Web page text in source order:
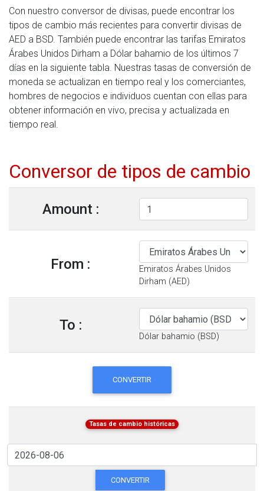
Con nuestro conversor de divisas, puede encontrar los
tipos de cambio más recientes para convertir divisas de
AED a BSD. También puede encontrar las tarifas Emiratos
Árabes Unidos Dirham a Dólar bahamio de los últimos 7
días en la siguiente tabla. Nuestras tasas de conversión de
moneda se actualizan en tiempo real y los comerciantes,
hombres de negocios e individuos cuentan con ellas para
obtener información en vivo, precisa y actualizada en
tiempo real.
Conversor de tipos de cambio
Amount :
From :
Emiratos Árabes Unidos
Dirham (AED)
To :
Dólar bahamio (BSD)
CONVERTIR
Tasas de cambio históricas
CONVERTIR